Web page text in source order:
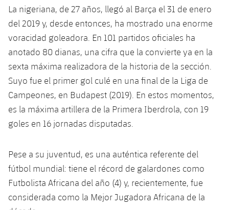
Estadi Johan Cruyff
Barça Cafe
Ciutat Esportiva
La Masia
plusicon
más
Servicios
Accesibilidad
plusicon
más
Instalaciones
SUB10 A
SUB10 B
SUB9 A
SUB9 B
SUB8 A
SUB8 B
Clasificación
Jugadores
Fotos
Historia
Palmarés
Cadete B
Infantil A
Mini
Calendario
Entradas
Resultados
Clasificaciones
Jugadores
Historia
Palmarés
Actualidad
Calendario
Resultados
Clasificaciones
Jugadores
plusicon
más
Actualidad
Juvenil
Cadete A
Cadete B
Infantil B
PLUSICON
MÁS
Primer equipo
plusicon
más
Actualidad
Calendario
Entradas
Clasificaciones
Barça Atlètic
plusicon
más
Actualidad
Calendario
Resultados
Base
Actualidad
Juvenil
Campus Verano
PLUSICON
MÁS
La nigeriana, de 27 años, llegó al Barça el 31 de enero
del 2019 y, desde entonces, ha mostrado una enorme
voracidad goleadora. En 101 partidos oficiales ha
anotado 80 dianas, una cifra que la convierte ya en la
sexta máxima realizadora de la historia de la sección.
Suyo fue el primer gol culé en una final de la Liga de
Campeones, en Budapest (2019). En estos momentos,
es la máxima artillera de la Primera Iberdrola, con 19
goles en 16 jornadas disputadas.
Pese a su juventud, es una auténtica referente del
fútbol mundial: tiene el récord de galardones como
Futbolista Africana del año (4) y, recientemente, fue
considerada como la Mejor Jugadora Africana de la